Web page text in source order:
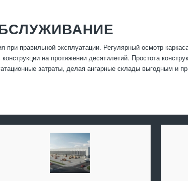
правильной эксплуатации. Регулярный осмотр
на протяжении десятилетий. Простота
затраты, делая ангарные склады выгодным и